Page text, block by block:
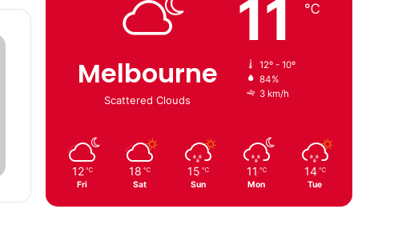
Melbourne
Scattered Clouds
11 ℃
12º - 10º
84%
3 km/h
12 ℃
Fri
18 ℃
Sat
15 ℃
Sun
11 ℃
Mon
14 ℃
Tue